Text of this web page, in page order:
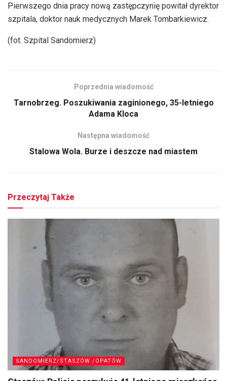
Pierwszego dnia pracy nową zastępczynię powitał dyrektor
szpitala, doktor nauk medycznych Marek Tombarkiewicz.
(fot. Szpital Sandomierz)
Poprzednia wiadomość
Tarnobrzeg. Poszukiwania zaginionego, 35-letniego
Adama Kloca
Następna wiadomość
Stalowa Wola. Burze i deszcze nad miastem
Przeczytaj Także
SANDOMIERZ/STASZÓW /OPATÓW